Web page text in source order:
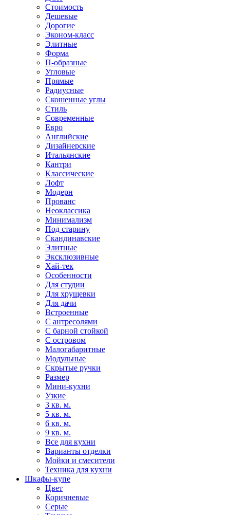
Стоимость
Дешевые
Дорогие
Эконом-класс
Элитные
Форма
П-образные
Угловые
Прямые
Радиусные
Скошенные углы
Стиль
Современные
Евро
Английские
Дизайнерские
Итальянские
Кантри
Классические
Лофт
Модерн
Прованс
Неоклассика
Минимализм
Под старину
Скандинавские
Элитные
Эксклюзивные
Хай-тек
Особенности
Для студии
Для хрущевки
Для дачи
Встроенные
С антресолями
С барной стойкой
С островом
Малогабаритные
Модульные
Скрытые ручки
Размер
Мини-кухни
Узкие
3 кв. м.
5 кв. м.
6 кв. м.
9 кв. м.
Все для кухни
Варианты отделки
Мойки и смесители
Техника для кухни
Шкафы-купе
Цвет
Коричневые
Серые